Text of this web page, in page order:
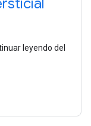
leyendo del